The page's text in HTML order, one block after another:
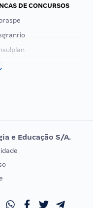
DE CONCURSOS
DE ORDEM
OAB
e Educação S/A.